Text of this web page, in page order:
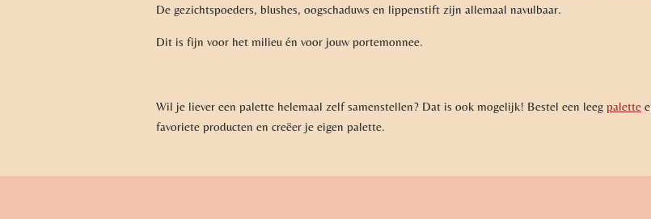
De gezichtspoeders, blushes, oogschaduws en lippenstift zijn allemaal navulbaar.
Dit is fijn voor het milieu én voor jouw portemonnee.
Wil je liever een palette helemaal zelf samenstellen? Dat is ook mogelijk! Bestel een leeg palette
favoriete producten en creëer je eigen palette.